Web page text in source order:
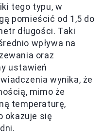
tego typu, w
pomieścić od 1,5 do
długości. Taki
wpływa na
oraz
ustawień
wynika, że
mimo że
temperaturę,
okazuje się